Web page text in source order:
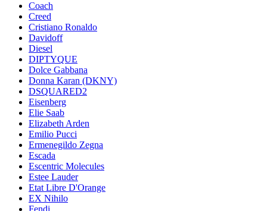
Coach
Creed
Cristiano Ronaldo
Davidoff
Diesel
DIPTYQUE
Dolce Gabbana
Donna Karan (DKNY)
DSQUARED2
Eisenberg
Elie Saab
Elizabeth Arden
Emilio Pucci
Ermenegildo Zegna
Escada
Escentric Molecules
Estee Lauder
Etat Libre D'Orange
EX Nihilo
Fendi